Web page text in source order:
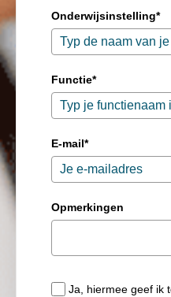
Onderwijsinstelling*
Functie*
E-mail*
Opmerkingen
Ja, hiermee geef ik